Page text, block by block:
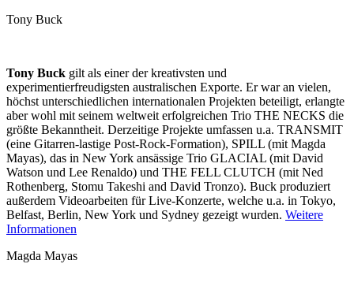
Tony Buck
Tony Buck gilt als einer der kreativsten und
experimentierfreudigsten australischen Exporte. Er war an vielen,
höchst unterschiedlichen internationalen Projekten beteiligt, erlangte
aber wohl mit seinem weltweit erfolgreichen Trio THE NECKS die
größte Bekanntheit. Derzeitige Projekte umfassen u.a. TRANSMIT
(eine Gitarren-lastige Post-Rock-Formation), SPILL (mit Magda
Mayas), das in New York ansässige Trio GLACIAL (mit David
Watson und Lee Renaldo) und THE FELL CLUTCH (mit Ned
Rothenberg, Stomu Takeshi and David Tronzo). Buck produziert
außerdem Videoarbeiten für Live-Konzerte, welche u.a. in Tokyo,
Belfast, Berlin, New York und Sydney gezeigt wurden. Weitere
Informationen
Magda Mayas